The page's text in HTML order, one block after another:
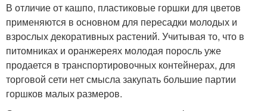
В отличие от кашпо, пластиковые горшки для цветов
применяются в основном для пересадки молодых и
взрослых декоративных растений. Учитывая то, что в
питомниках и оранжереях молодая поросль уже
продается в транспортировочных контейнерах, для
торговой сети нет смысла закупать большие партии
горшков малых размеров.